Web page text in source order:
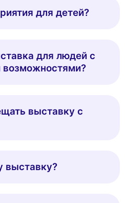
для детей?
для людей с
выставку с
выставку?